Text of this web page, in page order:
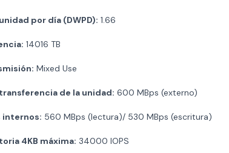
por día (DWPD): 1.66
14016 TB
Mixed Use
de la unidad: 600 MBps (externo)
internos: 560 MBps (lectura)/ 530 MBps (escritura)
4KB máxima: 34000 IOPS